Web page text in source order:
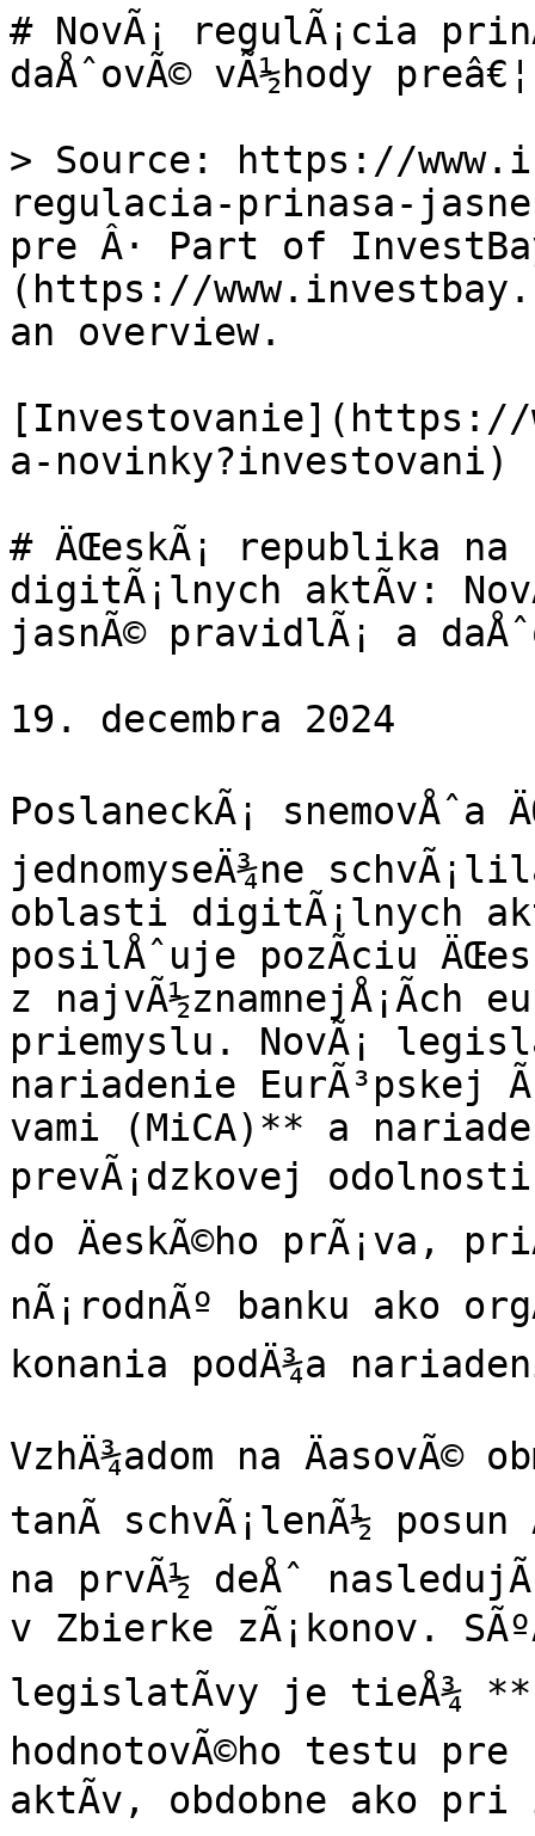
# NovÃ¡ regulÃ¡cia
daÅˆovÃ© vÃ½hody preâ€¦
> Source: https://
regulacia-prinasa-
pre Â· Part of
(https://
an overview.
[Investovanie](https://
a-novinky?investovani)
# ÄŒeskÃ¡ republika
digitÃ¡lnych aktÃ­v:
jasnÃ© pravidlÃ¡ a
19. decembra 2024
PoslaneckÃ¡ snemovÅˆa
jednomyseÄ¾ne
oblasti digitÃ¡lnych
posilÅˆuje pozÃ­ciu
z najvÃ½znamnejÅ¡Ã­ch
priemyslu. NovÃ¡
nariadenie
vami (MiCA)** a
prevÃ¡dzkovej odolnosti
do ÄeskÃ©ho prÃ¡va,
nÃ¡rodnÃº banku ako
konania podÄ¾a
VzhÄ¾adom na ÄasovÃ©
tanÃ­ schvÃ¡lenÃ½ posun
na prvÃ½ deÅˆ
v Zbierke zÃ¡konov.
legislatÃ­vy je tieÅ¾
hodnotovÃ©ho testu
aktÃ­v, obdobne ako pri